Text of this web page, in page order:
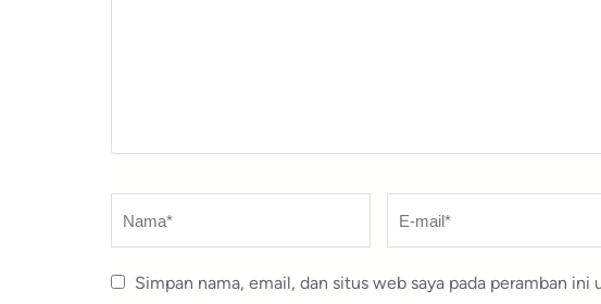
Nama
E-
mail*
Simpan nama, email, dan situs web saya pada peramban